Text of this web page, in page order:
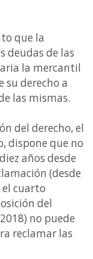
que la
deudas de las
la mercantil
su derecho a
las mismas.
del derecho, el
dispone que no
años desde
(desde
cuarto
del
no puede
reclamar las